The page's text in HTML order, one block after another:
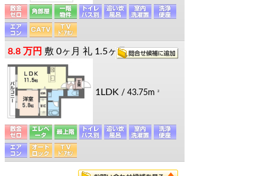
8.8 万円 敷 0ヶ月 礼 1.5ヶ月
1LDK / 43.75m 2